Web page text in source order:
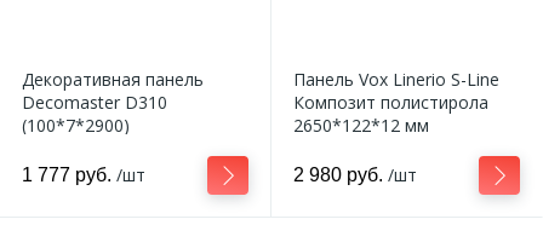
Декоративная панель
Decomaster D310
(100*7*2900)
1 777 руб. /шт
Панель Vox Linerio S-Line
Композит полистирола
2650*122*12 мм
2 980 руб. /шт